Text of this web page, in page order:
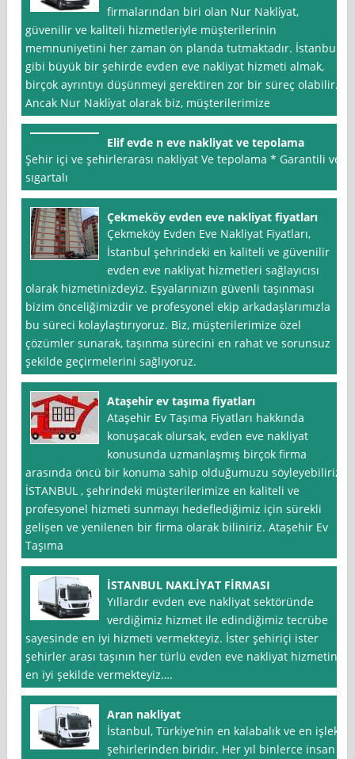
firmalarından biri olan Nur Nakli̇yat,
güvenilir ve kaliteli hizmetleriyle müşterilerinin
memnuniyetini her zaman ön planda tutmaktadır. İstanbul
gibi büyük bir şehirde evden eve nakliyat hizmeti almak,
birçok ayrıntıyı düşünmeyi gerektiren zor bir süreç olabilir.
Ancak Nur Nakli̇yat olarak biz, müşterilerimize
Elif evde n eve nakliyat ve tepolama
Şehir içi ve şehirlerarası nakliyat Ve tepolama * Garantili ve
sıgartalı
Çekmeköy evden eve nakliyat fiyatları
Çekmeköy Evden Eve Nakliyat Fiyatları,
İstanbul şehrindeki en kaliteli ve güvenilir
evden eve nakliyat hizmetleri sağlayıcısı
olarak hizmetinizdeyiz. Eşyalarınızın güvenli taşınması
bizim önceliğimizdir ve profesyonel ekip arkadaşlarımızla
bu süreci kolaylaştırıyoruz. Biz, müşterilerimize özel
çözümler sunarak, taşınma sürecini en rahat ve sorunsuz
şekilde geçirmelerini sağlıyoruz.
Ataşehir ev taşıma fiyatları
Ataşehir Ev Taşıma Fiyatları hakkında
konuşacak olursak, evden eve nakliyat
konusunda uzmanlaşmış birçok firma
arasında öncü bir konuma sahip olduğumuzu söyleyebiliriz.
İSTANBUL , şehrindeki müşterilerimize en kaliteli ve
profesyonel hizmeti sunmayı hedeflediğimiz için sürekli
gelişen ve yenilenen bir firma olarak biliniriz. Ataşehir Ev
Taşıma
İSTANBUL NAKLİYAT FİRMASI
Yıllardır evden eve nakliyat sektöründe
verdiğimiz hizmet ile edindiğimiz tecrübe
sayesinde en iyi hizmeti vermekteyiz. İster şehiriçi ister
şehirler arası taşının her türlü evden eve nakliyat hizmetini
en iyi şekilde vermekteyiz….
Aran nakliyat
İstanbul, Türkiye’nin en kalabalık ve en işlek
şehirlerinden biridir. Her yıl binlerce insan